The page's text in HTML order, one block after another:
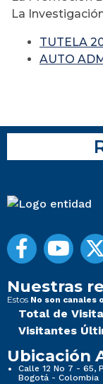
La
TUTELA
AUTO
Nuestras
Estos No son canales
Total de
Visitantes
Ubicación
Calle 12 No 7 - 65,
Bogotá - Colombia